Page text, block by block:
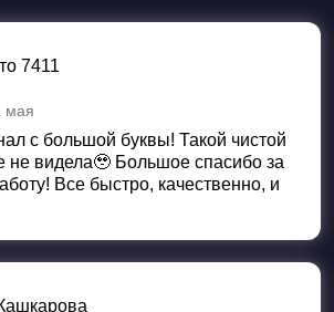
7411
мая
с большой буквы! Такой чистой
не видела🥹 Большое спасибо за
Все быстро, качественно, и